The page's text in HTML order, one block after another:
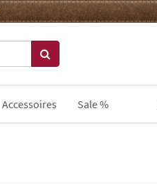
Accessoires Sale %